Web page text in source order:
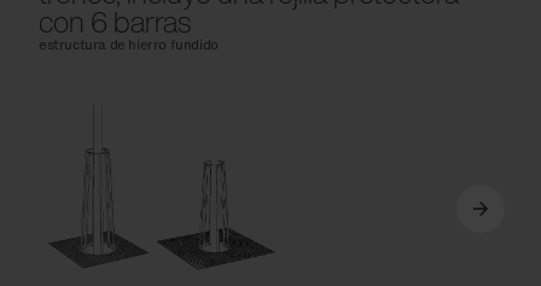
con 6 barras
estructura de hierro fundido